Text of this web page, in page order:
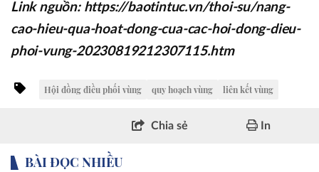
Link nguồn: https://baotintuc.vn/thoi-su/nang-
cao-hieu-qua-hoat-dong-cua-cac-hoi-dong-dieu-
phoi-vung-20230819212307115.htm
Hội đồng điều phối vùng quy hoạch vùng liên kết vùng
Chia sẻ In
BÀI ĐỌC NHIỀU